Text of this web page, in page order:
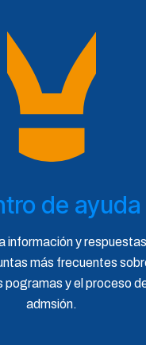
de ayuda
información y
más frecuentes
pogramas y el proceso
admsión.